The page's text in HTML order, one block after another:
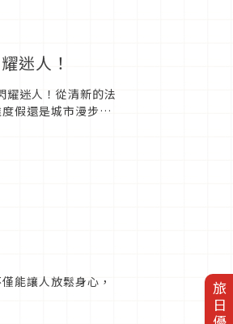
迷人！
耀迷人！從清新的法
假還是城市漫步，
能讓人放鬆身心，